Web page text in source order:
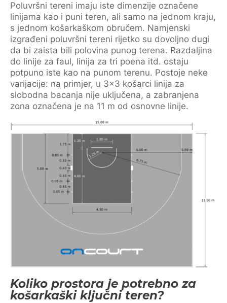
Poluvršni tereni imaju iste dimenzije označene
linijama kao i puni teren, ali samo na jednom kraju,
s jednom košarkaškom obručem. Namjenski
izgrađeni poluvršni tereni rijetko su dovoljno dugi
da bi zaista bili polovina punog terena. Razdaljina
do linije za faul, linija za tri poena itd. ostaju
potpuno iste kao na punom terenu. Postoje neke
varijacije: na primjer, u 3×3 košarci linija za
slobodna bacanja nije uključena, a zabranjena
zona označena je na 11 m od osnovne linije.
Koliko prostora je potrebno za
košarkaški ključni teren?